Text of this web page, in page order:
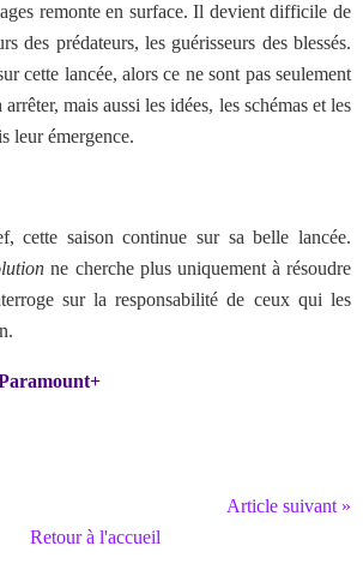
remonte en surface. Il devient difficile de
des prédateurs, les guérisseurs des blessés.
cette lancée, alors ce ne sont pas seulement
mais aussi les idées, les schémas et les
leur émergence.
cette saison continue sur sa belle lancée.
ne cherche plus uniquement à résoudre
sur la responsabilité de ceux qui les
Article suivant »
Retour à l'accueil